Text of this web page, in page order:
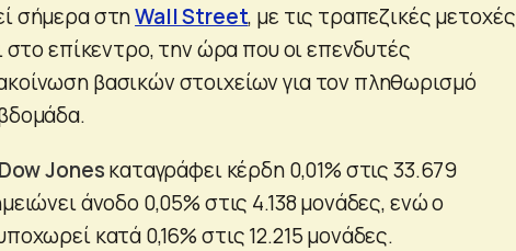
σήμερα στηWall Street, με τις τραπεζικές μετοχές
στο επίκεντρο, την ώρα που οι επενδυτές
βασικών στοιχείων για τον πληθωρισμό
Dow Jonesκαταγράφει κέρδη 0,01% στις 33.679
άνοδο 0,05% στις 4.138 μονάδες, ενώ ο
κατά 0,16% στις 12.215 μονάδες.